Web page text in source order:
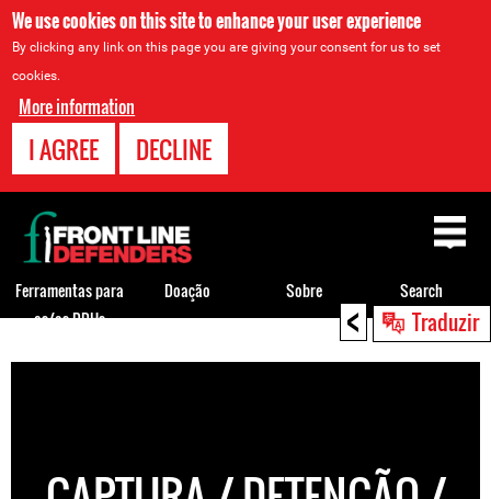
We use cookies on this site to enhance your user experience
By clicking any link on this page you are giving your consent for us to set
cookies.
More information
I AGREE DECLINE
< Traduzir
to
Back
to
top
Ferramentas para
os/as DDHs
Doação Sobre Search